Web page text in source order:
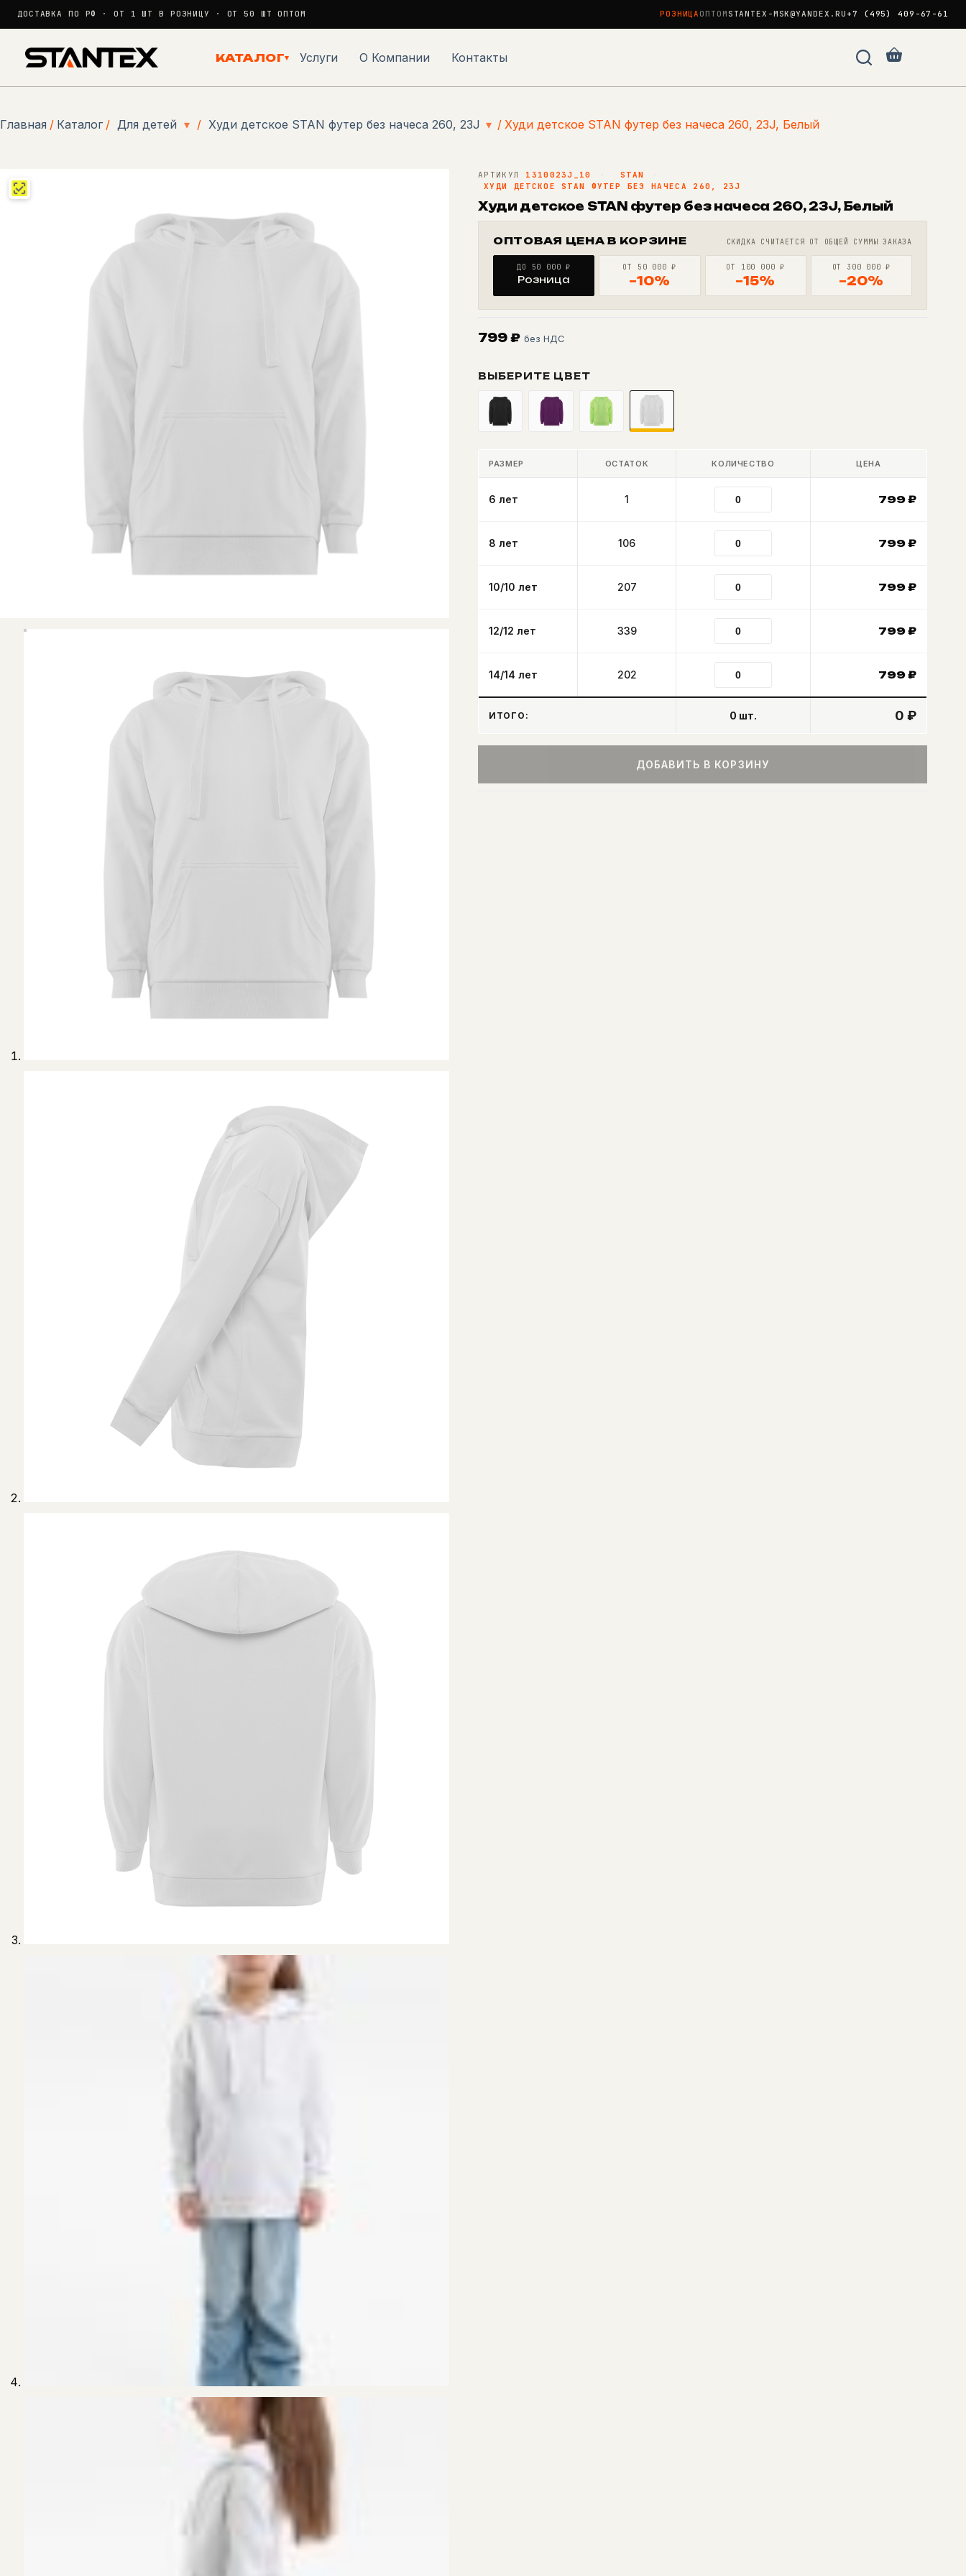
ДОСТАВКА ПО РФ · ОТ 1 ШТ В РОЗНИЦУ · ОТ 50 ШТ ОПТОМ РОЗНИЦА ОПТОМ STANTEX-MSK@YANDEX.RU +7 (495) 409-67-61
КАТАЛОГ▾ Услуги О Компании Контакты Корзина
Главная / Каталог / Для детей ▾ / Худи детское STAN футер без начеса 260, 23J ▾ / Худи детское STAN футер без начеса 260, 23J, Белый
АРТИКУЛ 1310023J_10 · STAN
·
ХУДИ ДЕТСКОЕ STAN ФУТЕР БЕЗ НАЧЕСА 260, 23J
Худи детское STAN футер без начеса 260, 23J, Белый
ОПТОВАЯ ЦЕНА В КОРЗИНЕ СКИДКА СЧИТАЕТСЯ ОТ ОБЩЕЙ СУММЫ ЗАКАЗА
ДО 50 000 ₽
Розница
ОТ 50 000 ₽
−10%
ОТ 100 000 ₽
−15%
ОТ 300 000 ₽
−20%
799 ₽ без НДС
ВЫБЕРИТЕ ЦВЕТ
РАЗМЕР ОСТАТОК КОЛИЧЕСТВО ЦЕНА
6 лет 1 799₽
8 лет 106 799₽
10/10 лет 207 799₽
12/12 лет 339 799₽
14/14 лет 202 799₽
ИТОГО: 0 шт. 0 ₽
ДОБАВИТЬ В КОРЗИНУ